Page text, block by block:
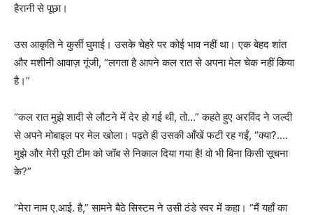
हैरानी से पूछा।
उस आकृति ने कुर्सी घुमाई। उसके चेहरे पर कोई भाव नहीं था। एक बेहद शांत
और मशीनी आवाज़ गूंजी, “लगता है आपने कल रात से अपना मेल चेक नहीं किया
है।”
“कल रात मुझे शादी से लौटने में देर हो गई थी, तो…” कहते हुए अरविंद ने जल्दी
से अपने मोबाइल पर मेल खोला। पढ़ते ही उसकी आँखें फटी रह गईं, “क्या?….
मुझे और मेरी पूरी टीम को जॉब से निकाल दिया गया है! वो भी बिना किसी सूचना
के?”
“मेरा नाम ए.आई. है,” सामने बैठे सिस्टम ने उसी ठंडे स्वर में कहा। “मैं यहाँ का